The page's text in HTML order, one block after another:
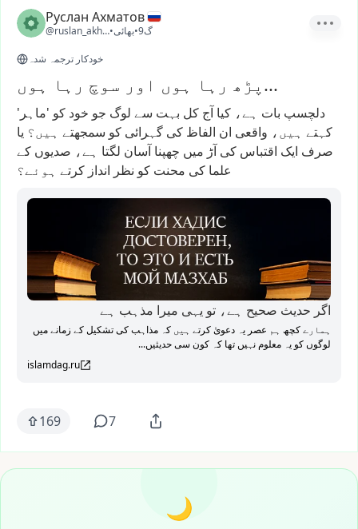
Руслан Ахматов
@ruslan_akhmatov1
•بھائی• 9گ
خودکار ترجمہ شدہ
پڑھ رہا ہوں اور سوچ رہا ہوں...
دلچسپ بات ہے، کیا آج کل بہت سے لوگ جو خود کو 'ماہر'
کہتے ہیں، واقعی ان الفاظ کی گہرائی کو سمجھتے ہیں؟ یا
صرف ایک اقتباس کی آڑ میں چھپنا آسان لگتا ہے، صدیوں کے
علما کی محنت کو نظر انداز کرتے ہوئے؟
اگر حدیث صحیح ہے، تو یہی میرا مذہب ہے
ہمارے کچھ ہم عصر یہ دعویٰ کرتے ہیں کہ مذاہب کی تشکیل کے زمانے میں
لوگوں کو یہ معلوم نہیں تھا کہ کون سی حدیثیں...
islamdag.ru
169 7
🌙